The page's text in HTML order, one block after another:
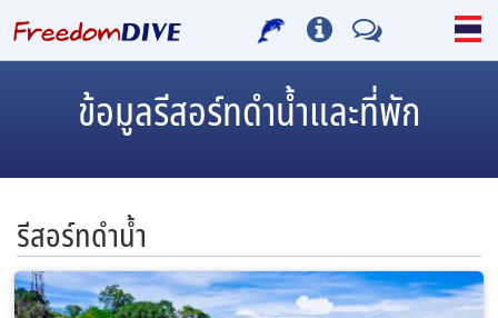
ข้อมูลรีสอร์ทดำน้ำและที่พัก
รีสอร์ทดำน้ำ